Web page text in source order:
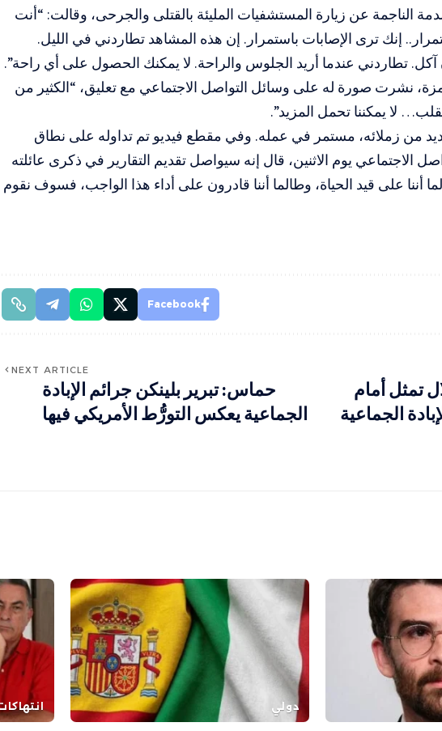
الناجمة عن زيارة المستشفيات المليئة بالقتلى والجرحى، وقالت: “أنت
إنك ترى الإصابات باستمرار. إن هذه المشاهد تطاردني في الليل.
آكل. تطاردني عندما أريد الجلوس والراحة. لا يمكنك الحصول على أي راحة”.
نشرت صورة له على وسائل التواصل الاجتماعي مع تعليق، “الكثير من
لا يمكننا تحمل المزيد”.
من زملائه، مستمر في عمله. وفي مقطع فيديو تم تداوله على نطاق
الاجتماعي يوم الاثنين، قال إنه سيواصل تقديم التقارير في ذكرى عائلته
أننا على قيد الحياة، وطالما أننا قادرون على أداء هذا الواجب، فسوف نقوم
Facebook
تمثل أمام
الجماعية
NEXT ARTICLE
حماس: تبرير بلينكن جرائم الإبادة
الجماعية يعكس التورُّط الأمريكي فيها
دولي